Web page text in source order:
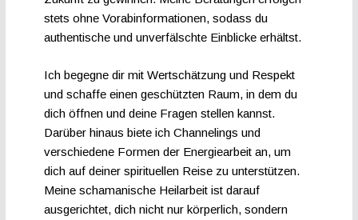
stets ohne Vorabinformationen, sodass du
authentische und unverfälschte Einblicke erhältst.
Ich begegne dir mit Wertschätzung und Respekt
und schaffe einen geschützten Raum, in dem du
dich öffnen und deine Fragen stellen kannst.
Darüber hinaus biete ich Channelings und
verschiedene Formen der Energiearbeit an, um
dich auf deiner spirituellen Reise zu unterstützen.
Meine schamanische Heilarbeit ist darauf
ausgerichtet, dich nicht nur körperlich, sondern